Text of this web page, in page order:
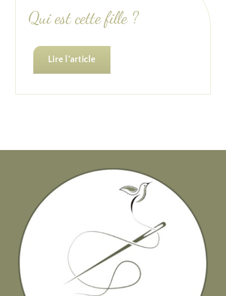
Qui est cette fille ?
Lire l'article